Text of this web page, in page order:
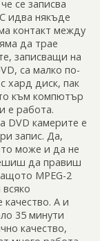
се записва
идва някъде
контакт между
да трае
записващи на
са малко по-
хард диск, пак
към компютър
е работа.
DVD камерите е
запис. Да,
може и да не
да правиш
MPEG-2
качество. А и
35 минути
качество,